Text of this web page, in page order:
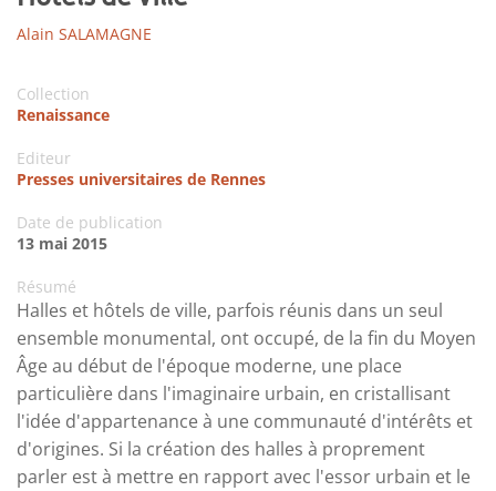
Alain SALAMAGNE
Collection
Renaissance
Editeur
Presses universitaires de Rennes
Date de publication
13 mai 2015
Résumé
Halles et hôtels de ville, parfois réunis dans un seul
ensemble monumental, ont occupé, de la fin du Moyen
Âge au début de l'époque moderne, une place
particulière dans l'imaginaire urbain, en cristallisant
l'idée d'appartenance à une communauté d'intérêts et
d'origines. Si la création des halles à proprement
parler est à mettre en rapport avec l'essor urbain et le